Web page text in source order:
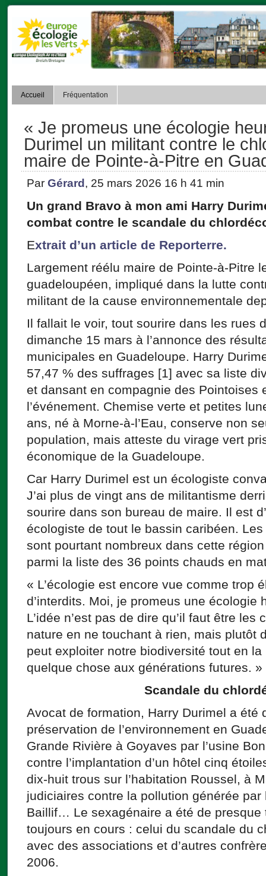
Accueil Fréquentation
« Je promeus une écologie
Durimel un militant contre le
maire de Pointe-à-Pitre en
Par Gérard , 25 mars 2026 16 h 41 min
Un grand Bravo à mon ami Harry
combat contre le scandale du
Extrait d’un article de Reporterre.
Largement réélu maire de Pointe-à-Pitre
guadeloupéen, impliqué dans la lutte
militant de la cause environnementale
Il fallait le voir, tout sourire dans les rues
dimanche 15 mars à l’annonce des
municipales en Guadeloupe. Harry
57,47 % des suffrages [1] avec sa liste
et dansant en compagnie des Pointoises
l’événement. Chemise verte et petites
ans, né à Morne-à-l’Eau, conserve non
population, mais atteste du virage vert
économique de la Guadeloupe.
Car Harry Durimel est un écologiste
J’ai plus de vingt ans de militantisme
sourire dans son bureau de maire. Il est
écologiste de tout le bassin caribéen.
sont pourtant nombreux dans cette
parmi la liste des 36 points chauds en
« L’écologie est encore vue comme trop
d’interdits. Moi, je promeus une écologie
L’idée n’est pas de dire qu’il faut être les
nature en ne touchant à rien, mais plutôt
peut exploiter notre biodiversité tout en
quelque chose aux générations futures. »
Scandale du
Avocat de formation, Harry Durimel a été
préservation de l’environnement en
Grande Rivière à Goyaves par l’usine
contre l’implantation d’un hôtel cinq
dix-huit trous sur l’habitation Roussel, à
judiciaires contre la pollution générée
Baillif… Le sexagénaire a été de presque
toujours en cours : celui du scandale du
avec des associations et d’autres
2006.